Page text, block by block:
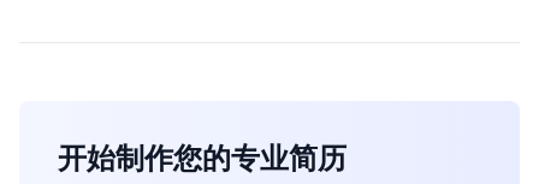
开始制作您的专业简历